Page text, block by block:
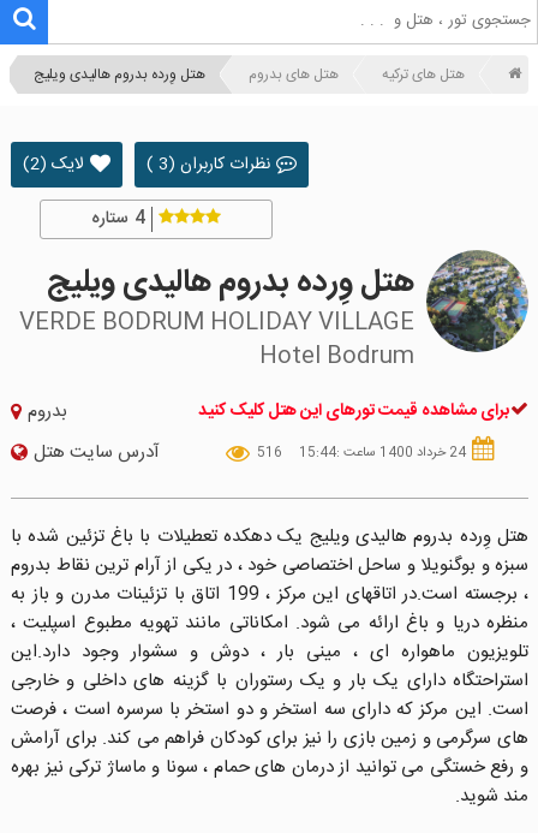
هتل های ترکیه هتل های بدروم هتل وِرده بدروم هالیدی ویلیج
لایک (2)
نظرات کاربران (3 )
4 ستاره
هتل وِرده بدروم هالیدی ویلیج
VERDE BODRUM HOLIDAY VILLAGE
Hotel Bodrum
بدروم
آدرس سایت هتل
برای مشاهده قیمت تورهای این هتل کلیک کنید
24 خرداد 1400 ساعت :15:44 516
هتل وِرده بدروم هالیدی ویلیج یک دهکده تعطیلات با باغ تزئین شده با
سبزه و بوگنویلا و ساحل اختصاصی خود ، در یکی از آرام ترین نقاط بدروم
، برجسته است.در اتاقهای این مرکز ، 199 اتاق با تزئینات مدرن و باز به
منظره دریا و باغ ارائه می شود. امکاناتی مانند تهویه مطبوع اسپلیت ،
تلویزیون ماهواره ای ، مینی بار ، دوش و سشوار وجود دارد.این
استراحتگاه دارای یک بار و یک رستوران با گزینه های داخلی و خارجی
است. این مرکز که دارای سه استخر و دو استخر با سرسره است ، فرصت
های سرگرمی و زمین بازی را نیز برای کودکان فراهم می کند. برای آرامش
و رفع خستگی می توانید از درمان های حمام ، سونا و ماساژ ترکی نیز بهره
مند شوید.